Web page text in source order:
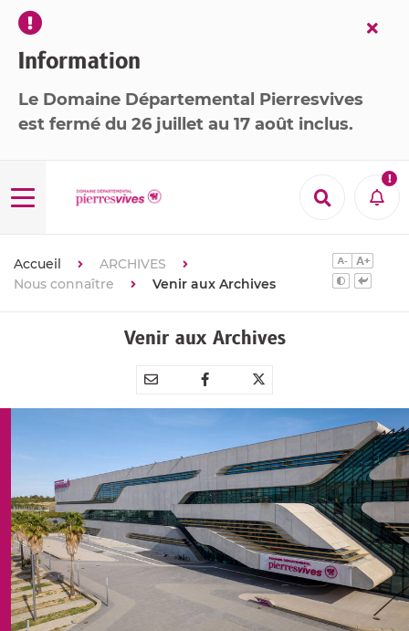
Information
Le Domaine Départemental Pierresvives
est fermé du 26 juillet au 17 août inclus.
Menu 
Accueil
ARCHIVES
Nous connaître
Venir aux Archives
Venir aux Archives
Partager
par
mail
Partager
sur
Partager
sur
Twitter